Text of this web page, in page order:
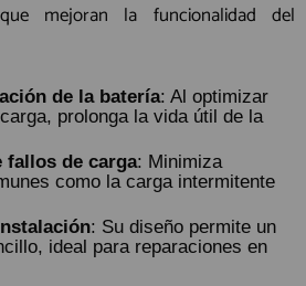
mejoran la funcionalidad del
de la batería: Al optimizar
prolonga la vida útil de la
fallos de carga: Minimiza
como la carga intermitente
: Su diseño permite un
ideal para reparaciones en